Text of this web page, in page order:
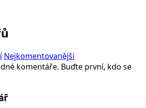
Nejkomentovanější
komentáře. Buďte první, kdo se